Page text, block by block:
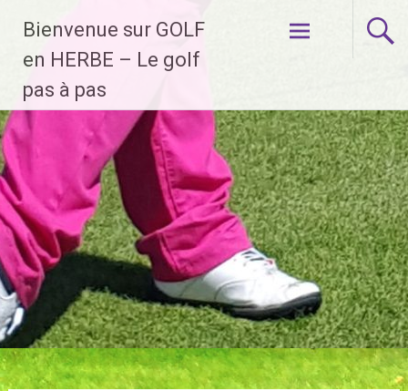
contenu
Bienvenue sur GOLF
en HERBE – Le golf
pas à pas